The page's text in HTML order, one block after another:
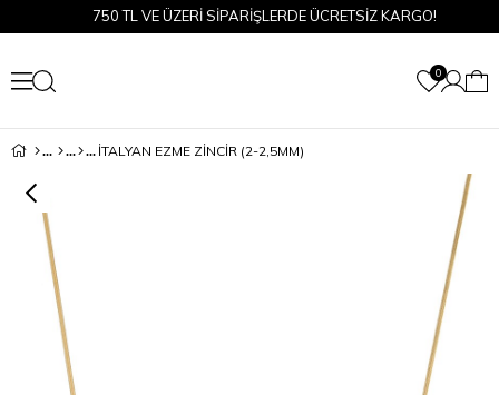
750 TL VE ÜZERİ SİPARİŞLERDE ÜCRETSİZ KARGO!
0
İTALYAN EZME ZINCIR (2-2,5MM)